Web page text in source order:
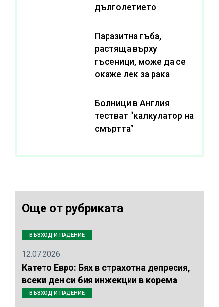
дълголетието
Паразитна гъба,
растяща върху
гъсеници, може да се
окаже лек за рака
Болници в Англия
тестват “калкулатор на
смъртта”
Още от рубриката
ВЪЗХОД И ПАДЕНИЕ
12.07.2026
Катето Евро: Бях в страхотна депресия,
всеки ден си бия инжекции в корема
ВЪЗХОД И ПАДЕНИЕ